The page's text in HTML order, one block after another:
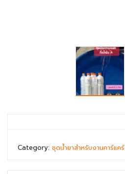
Category: ชุดน้ำยาสำหรับงานคาร์แคร์